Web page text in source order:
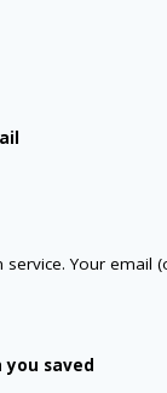
Your
saved